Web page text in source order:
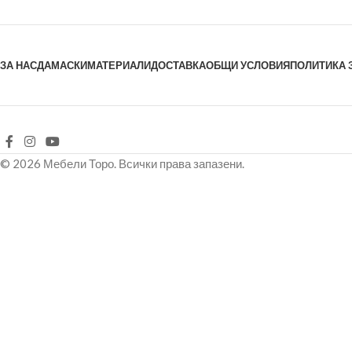
ЗА НАСДАМАСКИМАТЕРИАЛИДОСТАВКАОБЩИ УСЛОВИЯПОЛИТИКА
© 2026 Мебели Торо. Всички права запазени.